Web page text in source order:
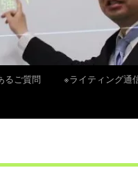
るご質問
※ライティング通